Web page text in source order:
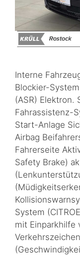
Interne
Blockier-
(ASR) Elektron.
Fahrassistenz-
Start-Anlage
Airbag
Fahrerseite
Safety Brake)
System
mit Einparkhilfe